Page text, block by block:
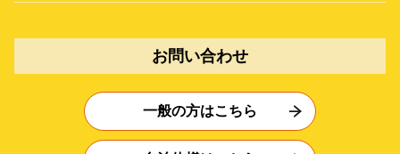
お問い合わせ
一般の方はこちら